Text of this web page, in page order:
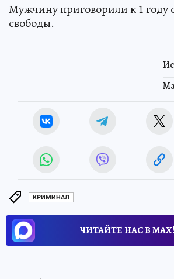
Мужчину приговорили к 1 году
свободы.
КРИМИНАЛ
ЧИТАЙТЕ НАС В МАХ!